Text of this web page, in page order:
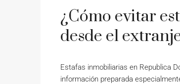
¿Cómo evitar
desde el
Estafas inmobiliarias en Republica
información preparada